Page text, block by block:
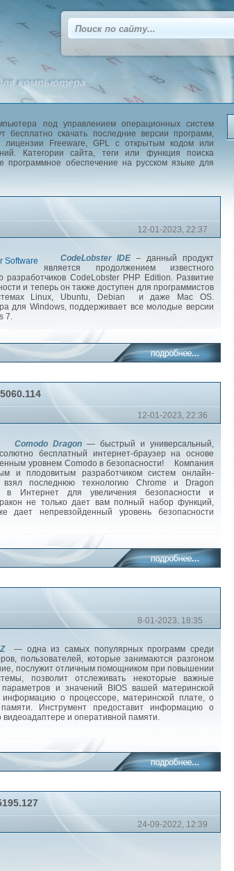
компьютера
под управлением операционных систем
бесплатно скачать последние версии программ,
лицензии Freeware, GPL с открытым кодом или
Категории сайта, теги или функция поиска
программное обеспечение на русском языке для
12-01-2023, 22:37
CodeLobster IDE– данный продукт
является продолжением известного
разработчиков CodeLobster PHP Edition. Развитие
и теперь он также доступен для программистов
Linux, Ubuntu, Debian и даже Mac OS.
для Windows, поддерживает все молодые версии
7.
12-01-2023, 22:36
Comodo Dragon— быстрый и универсальный,
бесплатный интернет-браузер на основе
уровнем Comodo в безопасности! Компания
и плодовитым разработчиком систем онлайн-
взял последнюю технологию Chrome и Dragon
в Интернет для увеличения безопасности и
не только дает вам полный набор функций,
дает непревзойденный уровень безопасности
8-01-2023, 18:35
— одна из самых популярных программ среди
пользователей, которые занимаются разгоном
послужит отличным помощником при повышении
позволит отслеживать некоторые важные
и значений BIOS вашей материнской
информацию о процессоре, материнской плате, о
Инструмент предоставит информацию о
и оперативной памяти.
24-09-2022, 12:39